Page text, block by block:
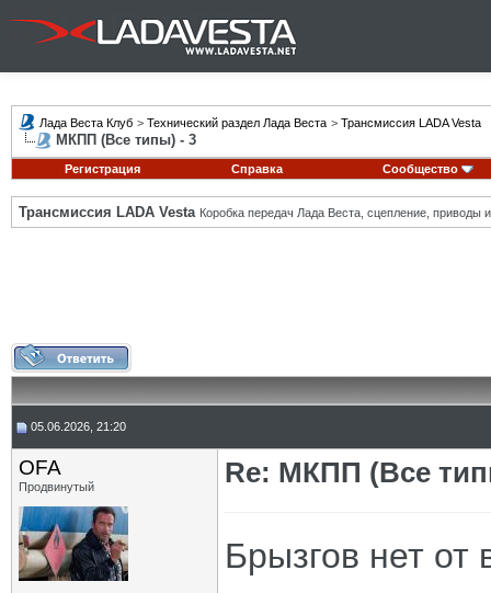
Лада Веста Клуб > Технический раздел Лада Веста > Трансмиссия LADA Vesta
МКПП (Все типы) - 3
Регистрация Справка Сообщество
Трансмиссия LADA Vesta Коробка передач Лада Веста, сцепление, приводы и
05.06.2026, 21:20
OFA
Продвинутый Re: МКПП (Все
Брызгов нет от